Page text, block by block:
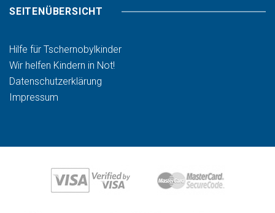
SEITENÜBERSICHT
Hilfe für Tschernobylkinder
Wir helfen Kindern in Not!
Datenschutzerklärung
Impressum